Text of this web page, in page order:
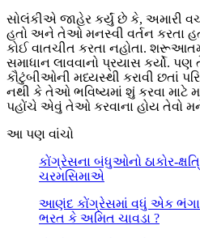
સોલંકીએ જાહેર કર્યું છે કે, અમારી
હતો અને તેઓ મનસ્વી વર્તન કરતા
કોઈ વાતચીત કરતા નહોતા.
સમાધાન લાવવાનો પ્રયાસ કર્યો.
કૌટુંબીઓની મધ્યસ્થી કરાવી છતાં
નથી કે તેઓ ભવિષ્યમાં શું કરવા માટે
પહોંચે એવું તેઓ કરવાના હોય તેવો
આ પણ વાંચો
કોંગ્રેસના બંધુઓનો ઠાકોર-
ચરમસિમાએ
આણંદ કોંગ્રેસમાં વધું એક
ભરત કે અમિત ચાવડા ?